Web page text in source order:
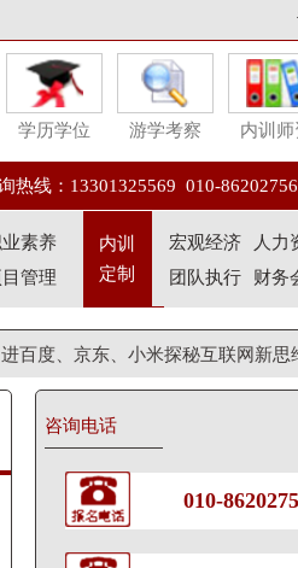
学历学位 游学考察 内训师
热线：13301325569 010-
素养
管理
内训
定制
宏观经济 人力
团队执行
财务
百度、京东、小米探秘互联网新思
咨询电话
010-